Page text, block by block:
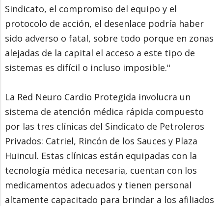
Sindicato, el compromiso del equipo y el
protocolo de acción, el desenlace podría haber
sido adverso o fatal, sobre todo porque en zonas
alejadas de la capital el acceso a este tipo de
sistemas es difícil o incluso imposible."
La Red Neuro Cardio Protegida involucra un
sistema de atención médica rápida compuesto
por las tres clínicas del Sindicato de Petroleros
Privados: Catriel, Rincón de los Sauces y Plaza
Huincul. Estas clínicas están equipadas con la
tecnología médica necesaria, cuentan con los
medicamentos adecuados y tienen personal
altamente capacitado para brindar a los afiliados